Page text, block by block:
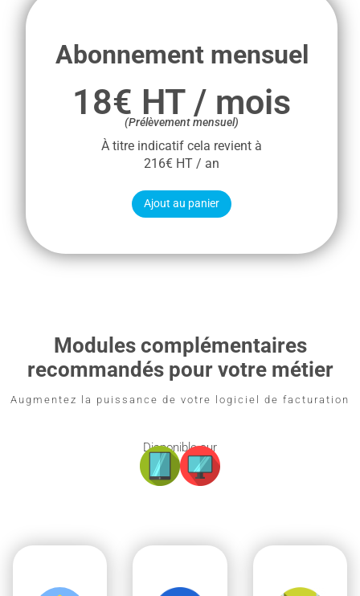
Abonnement mensuel
18€ HT / mois
(Prélèvement mensuel)
À titre indicatif cela revient à
216€ HT / an
Ajout au panier
Modules complémentaires
recommandés pour votre métier
Augmentez la puissance de votre logiciel de facturation
Disponible sur